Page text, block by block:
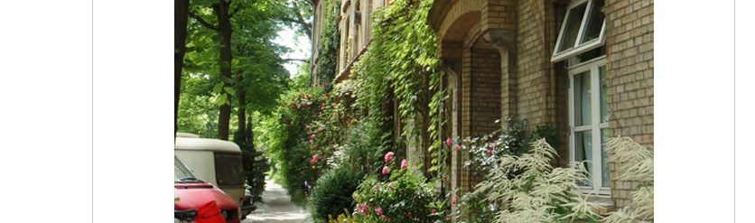
何
が
必
要
な
の？)